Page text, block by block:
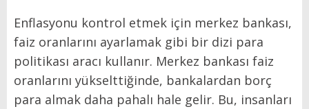
Enflasyonu kontrol etmek için merkez bankası,
faiz oranlarını ayarlamak gibi bir dizi para
politikası aracı kullanır. Merkez bankası faiz
oranlarını yükselttiğinde, bankalardan borç
para almak daha pahalı hale gelir. Bu, insanları